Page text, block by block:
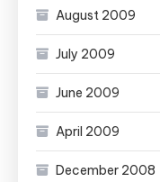
August 2009
July 2009
June 2009
April 2009
December 2008